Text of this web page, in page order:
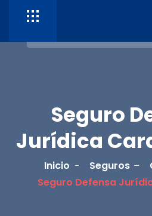
Seguro
Jurídica
Inicio Seguros
Seguro Defensa